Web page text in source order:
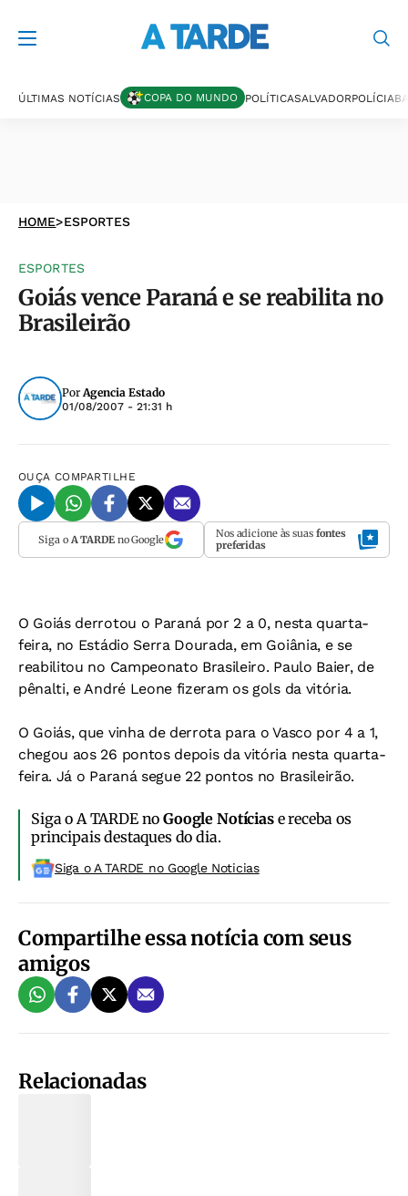
ÚLTIMAS NOTÍCIAS COPA DO MUNDO POLÍTICASALVADORPOLÍCIA
HOME>ESPORTES
ESPORTES
Goiás vence Paraná e se reabilita no
Brasileirão
PorAgencia Estado
01/08/2007 - 21:31 h
OUÇA COMPARTILHE
Siga o A TARDEno Google Nos adicione às suas fontes
preferidas
O Goiás derrotou o Paraná por 2 a 0, nesta quarta-
feira, no Estádio Serra Dourada, em Goiânia, e se
reabilitou no Campeonato Brasileiro. Paulo Baier, de
pênalti, e André Leone fizeram os gols da vitória.
O Goiás, que vinha de derrota para o Vasco por 4 a 1,
chegou aos 26 pontos depois da vitória nesta quarta-
feira. Já o Paraná segue 22 pontos no Brasileirão.
Siga o A TARDE noGoogle Notíciase receba os
principais destaques do dia.
Siga o A TARDE no Google Noticias
Compartilhe essa notícia com seus
amigos
Relacionadas